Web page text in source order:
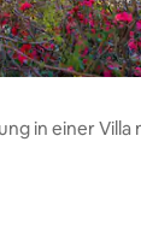
in einer Villa